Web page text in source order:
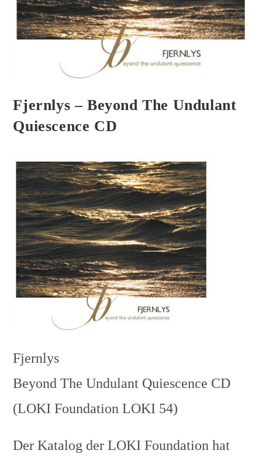
Fjernlys – Beyond The Undulant
Quiescence CD
Fjernlys
Beyond The Undulant Quiescence CD
(LOKI Foundation LOKI 54)
Der Katalog der LOKI Foundation hat